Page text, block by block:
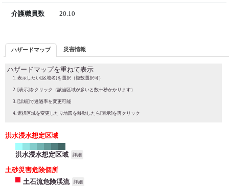
介護職員数 20.10
ハザードマップ 災害情報
ハザードマップを重ねて表示
表示したい[区域名]を選択（複数選択可）
[表示]をクリック（該当区域が多いと数十秒かかります）
[詳細]で透過率を変更可能
選択区域を変更したり地図を移動したら[表示]を再クリック
洪水浸水想定区域
洪水浸水想定区域 詳細
土砂災害危険個所
土石流危険渓流
詳細